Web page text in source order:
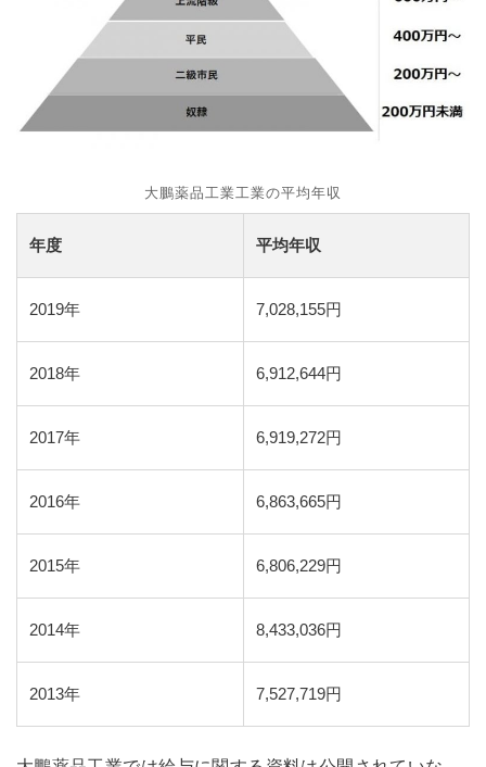
大鵬薬品工業工業の平均年収
年度 平均年収
2019年 7,028,155円
2018年 6,912,644円
2017年 6,919,272円
2016年 6,863,665円
2015年 6,806,229円
2014年 8,433,036円
2013年 7,527,719円